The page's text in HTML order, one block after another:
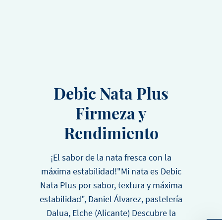
Debic Nata Plus
Firmeza y
Rendimiento
¡El sabor de la nata fresca con la
máxima estabilidad!"Mi nata es Debic
Nata Plus por sabor, textura y máxima
estabilidad", Daniel Álvarez, pastelería
Dalua, Elche (Alicante) Descubre la